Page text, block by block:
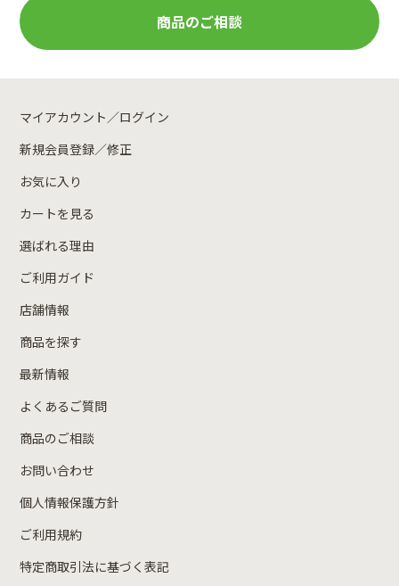
商品のご相談
マイアカウント／ログイン
新規会員登録／修正
お気に入り
カートを見る
選ばれる理由
ご利用ガイド
店舗情報
商品を探す
最新情報
よくあるご質問
商品のご相談
お問い合わせ
個人情報保護方針
ご利用規約
特定商取引法に基づく表記